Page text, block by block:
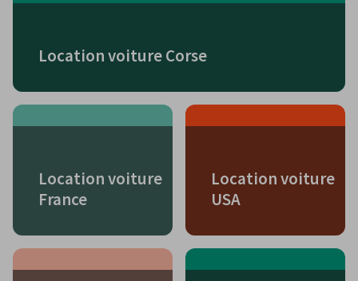
Location voiture Corse
Location voiture
France
Location voiture
USA